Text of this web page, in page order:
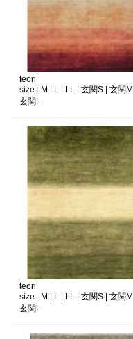
teori
size : M | L | LL | 玄関S | 玄関M |
玄関L
teori
size : M | L | LL | 玄関S | 玄関M |
玄関L